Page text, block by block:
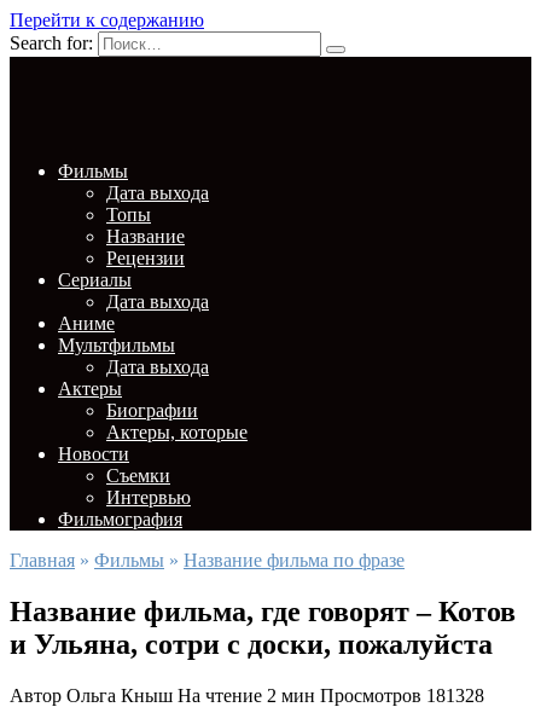
Перейти к содержанию
Search for:
Фильмы
Дата выхода
Топы
Название
Рецензии
Сериалы
Дата выхода
Аниме
Мультфильмы
Дата выхода
Актеры
Биографии
Актеры, которые
Новости
Съемки
Интервью
Фильмография
Главная » Фильмы » Название фильма по фразе
Название фильма, где говорят – Котов
и Ульяна, сотри с доски, пожалуйста
Автор Ольга Кныш На чтение 2 мин Просмотров 181328